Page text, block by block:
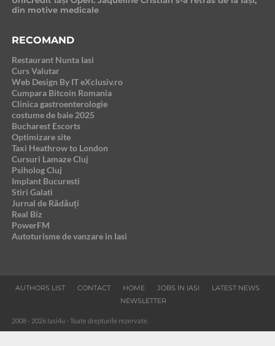
din motive medicale
RECOMAND
Restaurant Nunta Iasi
Curs Valutar
Web Design By IT eXclusiv.ro
Cumpara Bitcoin Romania
Clinica gastroenterologie
costume de baie 2025
Bucharest Escorts
Optimizare site
Taxi Heathrow to London
Cursuri Lamaze Cluj
Psiholog Cluj
Implant Bucuresti
Stiri Galati
Jurnal de Rădăuți
Real Biz
PowerFM
Autoturisme de vanzare in Iasi
AUTHORS LIST CONTACT HOME JOBS IN IASI
LATEST NEWS
NEWSLETTER
2008 - 2026 Iasi4u - Toate drepturile rezervate.